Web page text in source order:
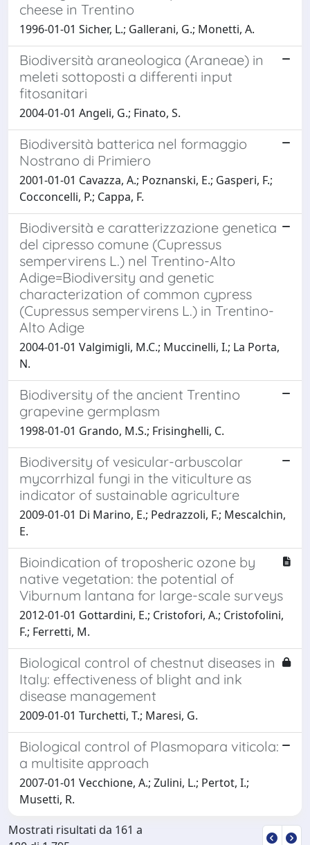
cheese in Trentino
1996-01-01 Sicher, L.; Gallerani, G.; Monetti, A.
Biodiversità araneologica (Araneae) in
meleti sottoposti a differenti input
fitosanitari
2004-01-01 Angeli, G.; Finato, S.
Biodiversità batterica nel formaggio
Nostrano di Primiero
2001-01-01 Cavazza, A.; Poznanski, E.; Gasperi, F.;
Cocconcelli, P.; Cappa, F.
Biodiversità e caratterizzazione genetica
del cipresso comune (Cupressus
sempervirens L.) nel Trentino-Alto
Adige=Biodiversity and genetic
characterization of common cypress
(Cupressus sempervirens L.) in Trentino-
Alto Adige
2004-01-01 Valgimigli, M.C.; Muccinelli, I.; La Porta,
N.
Biodiversity of the ancient Trentino
grapevine germplasm
1998-01-01 Grando, M.S.; Frisinghelli, C.
Biodiversity of vesicular-arbuscolar
mycorrhizal fungi in the viticulture as
indicator of sustainable agriculture
2009-01-01 Di Marino, E.; Pedrazzoli, F.; Mescalchin,
E.
Bioindication of troposheric ozone by
native vegetation: the potential of
Viburnum lantana for large-scale surveys
2012-01-01 Gottardini, E.; Cristofori, A.; Cristofolini,
F.; Ferretti, M.
Biological control of chestnut diseases in
Italy: effectiveness of blight and ink
disease management
2009-01-01 Turchetti, T.; Maresi, G.
Biological control of Plasmopara viticola:
a multisite approach
2007-01-01 Vecchione, A.; Zulini, L.; Pertot, I.;
Musetti, R.
Mostrati risultati da 161 a